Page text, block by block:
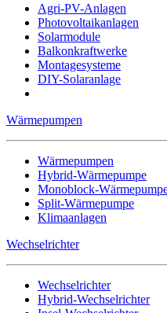
Agri-PV-Anlagen
Photovoltaikanlagen
Solarmodule
Balkonkraftwerke
Montagesysteme
DIY-Solaranlage
Wärmepumpen
Wärmepumpen
Hybrid-Wärmepumpe
Monoblock-
Split-Wärmepumpe
Klimaanlagen
Wechselrichter
Wechselrichter
Hybrid-Wechselrichter